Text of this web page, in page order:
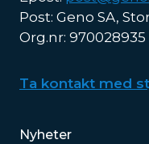
Post: Geno SA,
Org.nr: 970028935
Ta kontakt med
Lenker
Nyheter